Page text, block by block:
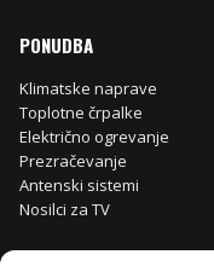
PONUDBA
Klimatske naprave
Toplotne črpalke
Električno ogrevanje
Prezračevanje
Antenski sistemi
Nosilci za TV